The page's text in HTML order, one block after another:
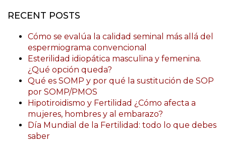
RECENT POSTS
Cómo se evalúa la calidad seminal más allá del
espermiograma convencional
Esterilidad idiopática masculina y femenina.
¿Qué opción queda?
Qué es SOMP y por qué la sustitución de SOP
por SOMP/PMOS
Hipotiroidismo y Fertilidad ¿Cómo afecta a
mujeres, hombres y al embarazo?
Día Mundial de la Fertilidad: todo lo que debes
saber